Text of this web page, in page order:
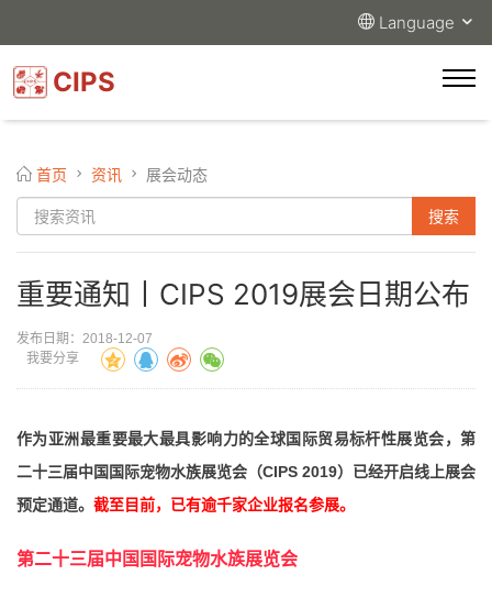
Language
CIPS
首页 资讯 展会动态
重要通知丨CIPS 2019展会日期公布
发布日期：2018-12-07
我要分享
作为亚洲最重要最大最具影响力的全球国际贸易标杆性展览会，第
二十三届中国国际宠物水族展览会（CIPS 2019）已经开启线上展会
预定通道。 截至目前，已有逾千家企业报名参展。
第二十三届中国国际宠物水族展览会